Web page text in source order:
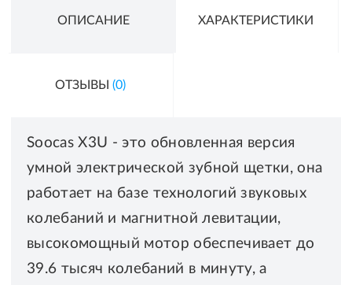
ОПИСАНИЕ ХАРАКТЕРИСТИКИ
ОТЗЫВЫ (0)
Soocas X3U - это обновленная версия
умной электрической зубной щетки, она
работает на базе технологий звуковых
колебаний и магнитной левитации,
высокомощный мотор обеспечивает до
39.6 тысяч колебаний в минуту, а